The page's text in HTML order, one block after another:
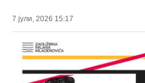
7 јули, 2026 15:17